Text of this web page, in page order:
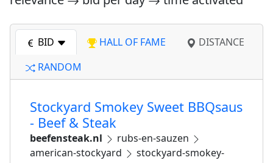
BID HALL OF FAME
DISTANCE
RANDOM
Stockyard Smokey Sweet BBQsaus
- Beef & Steak
beefensteak.nl
rubs-en-sauzen
american-stockyard
stockyard-smokey-